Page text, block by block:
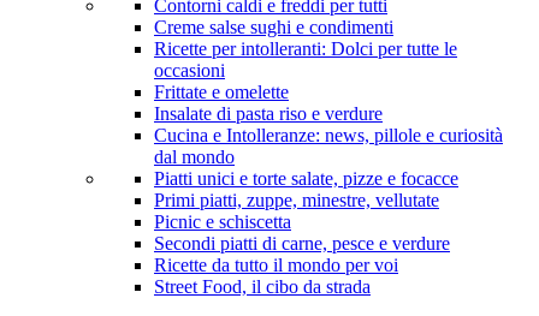
Contorni caldi e freddi per tutti
Creme salse sughi e condimenti
Ricette per intolleranti: Dolci per tutte le
occasioni
Frittate e omelette
Insalate di pasta riso e verdure
Cucina e Intolleranze: news, pillole e curiosità
dal mondo
Piatti unici e torte salate, pizze e focacce
Primi piatti, zuppe, minestre, vellutate
Picnic e schiscetta
Secondi piatti di carne, pesce e verdure
Ricette da tutto il mondo per voi
Street Food, il cibo da strada